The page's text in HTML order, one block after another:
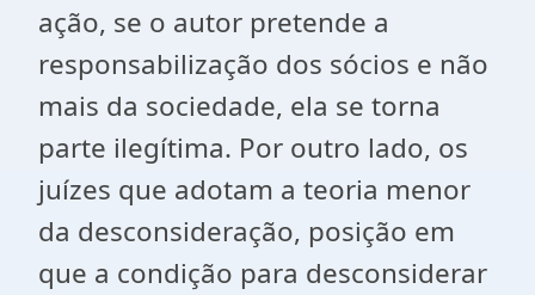
ação, se o autor pretende a
responsabilização dos sócios e não
mais da sociedade, ela se torna
parte ilegítima. Por outro lado, os
juízes que adotam a teoria menor
da desconsideração, posição em
que a condição para desconsiderar